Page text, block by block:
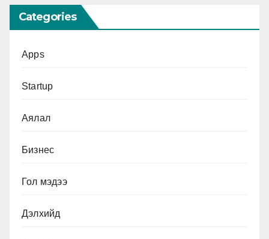
Categories
Apps
Startup
Аялал
Бизнес
Гол мэдээ
Дэлхийд